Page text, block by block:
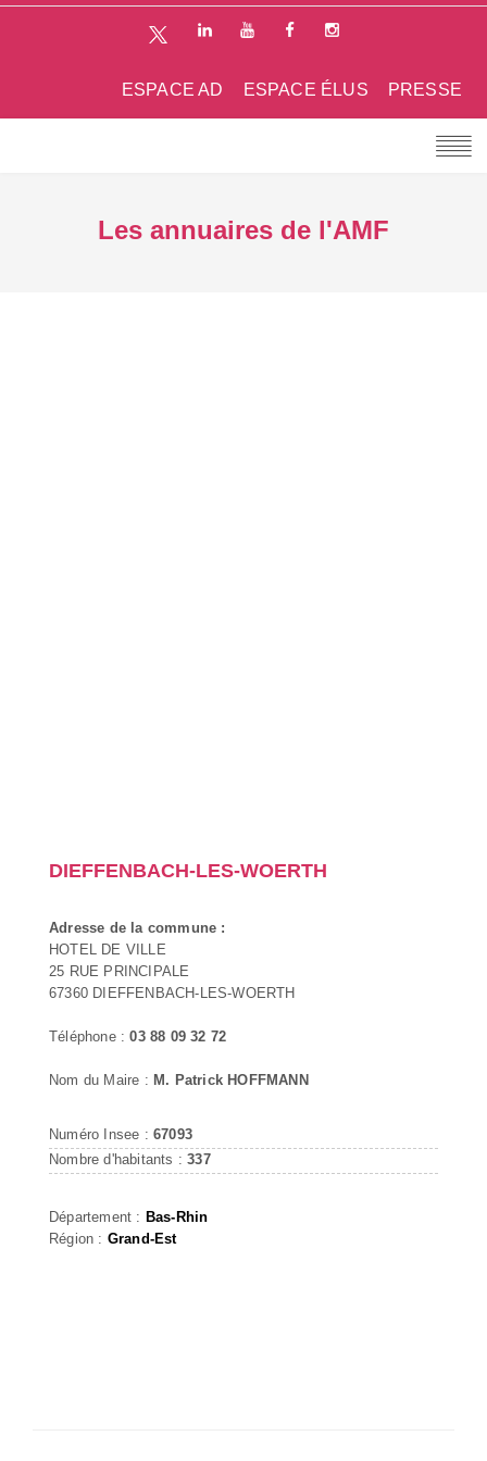
PRESSE
ESPACE ÉLUS
ESPACE AD
Les annuaires de l'AMF
DIEFFENBACH-LES-WOERTH
Adresse de la commune :
HOTEL DE VILLE
25 RUE PRINCIPALE
67360 DIEFFENBACH-LES-WOERTH
Téléphone :03 88 09 32 72
Nom du Maire : M. Patrick HOFFMANN
Numéro Insee : 67093
Nombre d'habitants :337
Département : Bas-Rhin
Région : Grand-Est